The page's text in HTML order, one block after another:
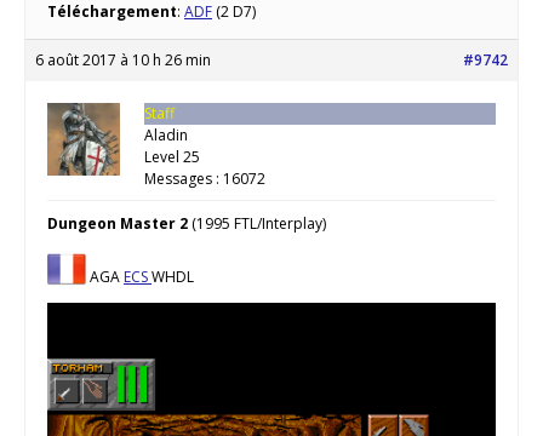
Téléchargement: ADF (2 D7)
6 août 2017 à 10 h 26 min #9742
Staff
Aladin
Level 25
Messages : 16072
Dungeon Master 2 (1995 FTL/Interplay)
AGA ECSWHDL